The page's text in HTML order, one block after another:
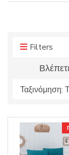
r
r
Filters